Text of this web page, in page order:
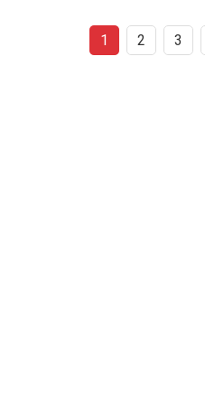
1 2 3